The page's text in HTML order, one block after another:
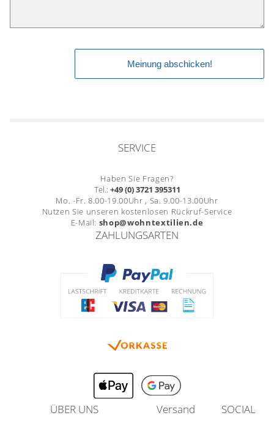
SERVICE
Haben Sie Fragen?
Tel.: +49 (0) 3721 395311
Mo. -Fr. 8.00-19.00Uhr , Sa. 9.00-13.00Uhr
Nutzen Sie unseren kostenlosen Rückruf-Service
E-Mail: shop@wohntextilien.de
ZAHLUNGSARTEN
ÜBER UNS Versand SOCIAL